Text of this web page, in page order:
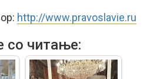
http://www.pravoslavie.ru
со читање: